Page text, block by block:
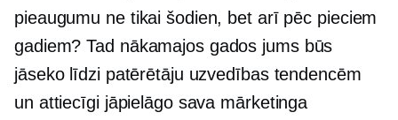
pieaugumu ne tikai šodien, bet arī pēc pieciem
gadiem? Tad nākamajos gados jums būs
jāseko līdzi patērētāju uzvedības tendencēm
un attiecīgi jāpielāgo sava mārketinga